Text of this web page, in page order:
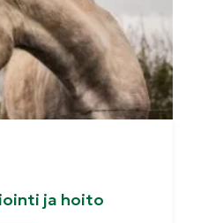
ja hoito